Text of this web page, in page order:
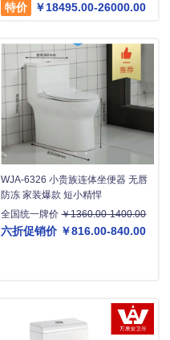
特价 ￥18495.00-26000.00
WJA-6326 小贵族连体坐便器 无唇
防冻 家装爆款 短小精悍
全国统一牌价￥1360.00-1400.00
六折促销价 ￥816.00-840.00